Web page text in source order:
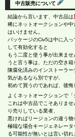
中古販売について
結論から言います、中古品は
稀にネットオークションや
はいけません。
パッケージのCiv5は中に入
して有効化すると
もう二度と使う事が出来ま
うと言う事は、ただの空き箱
陳腐化済みのインストーラ
気があるなら別ですが、
初めて買うのであれば、後
よくネットオークションで
これは中古品でこそありま
り売りしている業者、
悪ければリージョンの違う物
極端な場合キージェネレー
る可能性が無いとは言い切れ